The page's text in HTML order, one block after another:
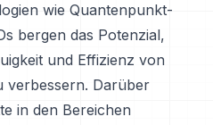
wie Quantenpunkt-
bergen das Potenzial,
und Effizienz von
verbessern. Darüber
in den Bereichen